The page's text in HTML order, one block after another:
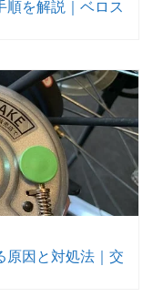
順を解説｜ベロス
原因と対処法｜交